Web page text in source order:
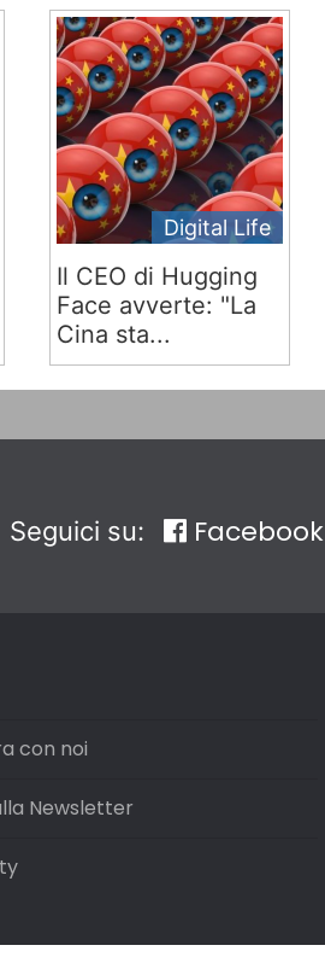
Digital Life
Il CEO di Hugging
Face avverte: "La
Cina sta...
Seguici su: Facebook
con noi
Newsletter